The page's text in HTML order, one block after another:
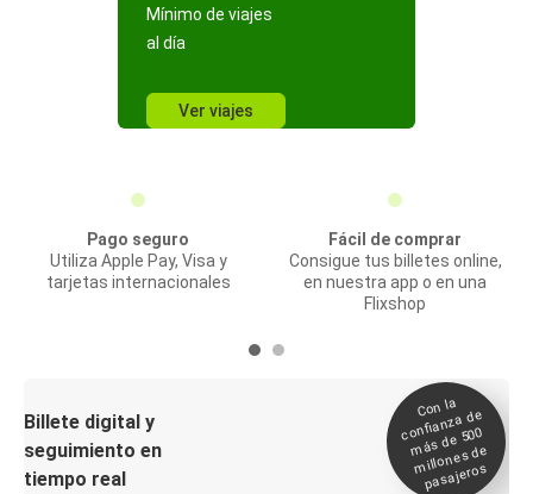
Mínimo de viajes
al día
Ver viajes
Pago seguro
Utiliza Apple Pay, Visa y
tarjetas internacionales
Fácil de comprar
Consigue tus billetes online,
en nuestra app o en una
Flixshop
Billete digital y
seguimiento en
tiempo real
Con la
confianza de
más de 500
millones de
pasajeros